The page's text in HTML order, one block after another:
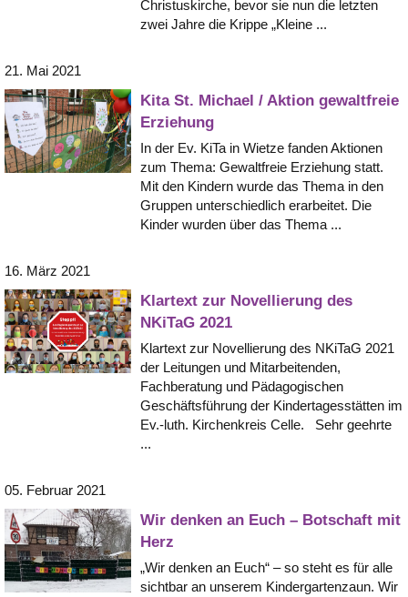
Christuskirche, bevor sie nun die letzten
zwei Jahre die Krippe „Kleine ...
21. Mai 2021
Kita St. Michael / Aktion gewaltfreie
Erziehung
In der Ev. KiTa in Wietze fanden Aktionen
zum Thema: Gewaltfreie Erziehung statt.
Mit den Kindern wurde das Thema in den
Gruppen unterschiedlich erarbeitet. Die
Kinder wurden über das Thema ...
16. März 2021
Klartext zur Novellierung des
NKiTaG 2021
Klartext zur Novellierung des NKiTaG 2021
der Leitungen und Mitarbeitenden,
Fachberatung und Pädagogischen
Geschäftsführung der Kindertagesstätten im
Ev.-luth. Kirchenkreis Celle. Sehr geehrte
...
05. Februar 2021
Wir denken an Euch – Botschaft mit
Herz
„Wir denken an Euch“ – so steht es für alle
sichtbar an unserem Kindergartenzaun. Wir